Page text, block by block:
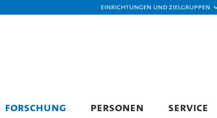
Einrichtungen und Zielgruppen
FORSCHUNG PERSONEN SERVICE